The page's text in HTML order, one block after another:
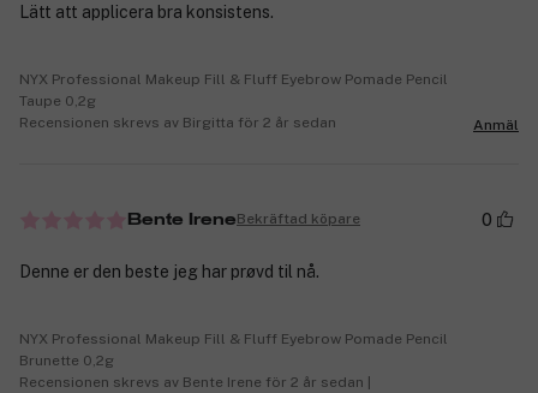
Lätt att applicera bra konsistens.
NYX Professional Makeup Fill & Fluff Eyebrow Pomade Pencil
Taupe 0,2g
Recensionen skrevs av Birgitta för 2 år sedan
Anmäl
Bente IreneBekräftad köpare 0
Denne er den beste jeg har prøvd til nå.
NYX Professional Makeup Fill & Fluff Eyebrow Pomade Pencil
Brunette 0,2g
Recensionen skrevs av Bente Irene för 2 år sedan |